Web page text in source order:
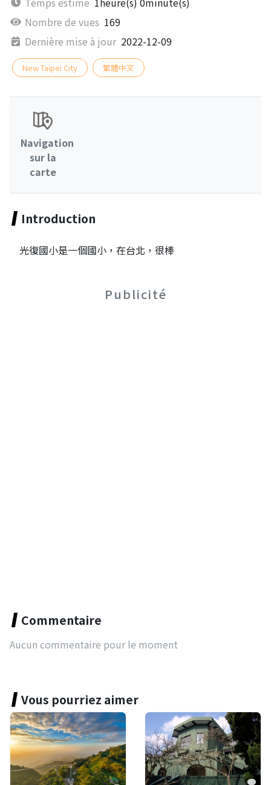
Nombre de vues 169
Dernière mise à jour 2022-12-09
New Taipei City 繁體中文
Navigation
sur la
carte
Introduction
光復國小是一個國小，在台北，很棒
Publicité
Commentaire
Aucun commentaire pour le moment
Vous pourriez aimer